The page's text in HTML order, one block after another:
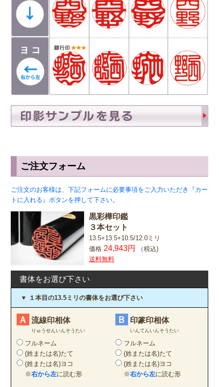
ご注文フォーム
ご注文のお客様は、下記フォームに必要事項をご入力いただき『カー
トに入れる』ボタンを押して下さい。
黒彩樺印鑑
３本セット
13.5+13.5+10.5/12.0ミリ
価格24,943円
（税込)
送料無料
書体をお選び下さい
▼ １本目の13.5ミリの書体をお選び下さい
Ａ 流線印相体
りゅうせんいんそうたい
フルネーム
(姓または名)たて
(姓または名)ヨコ
※右から左に読む形
Ｂ 印篆印相体
いんてんいんそうたい
フルネーム
(姓または名)たて
(姓または名)ヨコ
※右から左に読む形